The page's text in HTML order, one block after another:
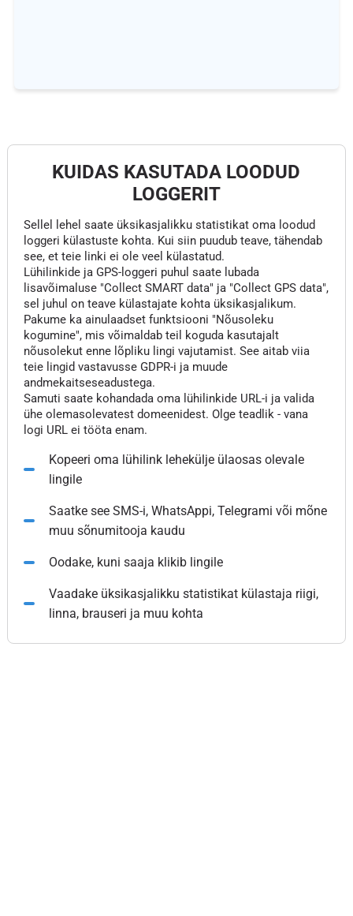
KUIDAS KASUTADA LOODUD
LOGGERIT
Sellel lehel saate üksikasjalikku statistikat oma loodud
loggeri külastuste kohta. Kui siin puudub teave, tähendab
see, et teie linki ei ole veel külastatud.
Lühilinkide ja GPS-loggeri puhul saate lubada
lisavõimaluse "Collect SMART data" ja "Collect GPS data",
sel juhul on teave külastajate kohta üksikasjalikum.
Pakume ka ainulaadset funktsiooni "Nõusoleku
kogumine", mis võimaldab teil koguda kasutajalt
nõusolekut enne lõpliku lingi vajutamist. See aitab viia
teie lingid vastavusse GDPR-i ja muude
andmekaitseseadustega.
Samuti saate kohandada oma lühilinkide URL-i ja valida
ühe olemasolevatest domeenidest. Olge teadlik - vana
logi URL ei tööta enam.
Kopeeri oma lühilink lehekülje ülaosas olevale
lingile
Saatke see SMS-i, WhatsAppi, Telegrami või mõne
muu sõnumitooja kaudu
Oodake, kuni saaja klikib lingile
Vaadake üksikasjalikku statistikat külastaja riigi,
linna, brauseri ja muu kohta